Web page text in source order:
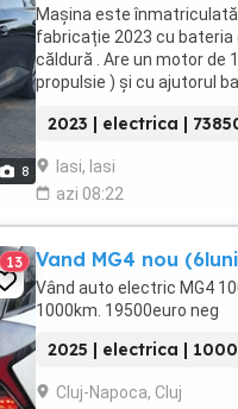
8
Mașina este înmatriculată
fabricație 2023 cu bateria
căldură . Are un motor de
propulsie ) și cu ajutorul
2023 | electrica |
Iasi, Iasi
azi 08:22
13 Vand MG4 nou
Vând auto electric MG4
1000km. 19500euro neg
2025 | electrica |
Cluj-Napoca, Cluj